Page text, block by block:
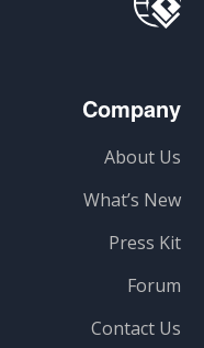
Company
About Us
What’s New
Press Kit
Forum
Contact Us